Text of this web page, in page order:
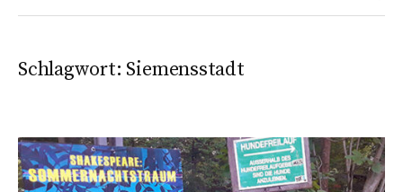
Schlagwort: Siemensstadt